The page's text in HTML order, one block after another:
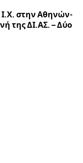
στην Αθηνών-
της ΔΙ.ΑΣ. – Δύο